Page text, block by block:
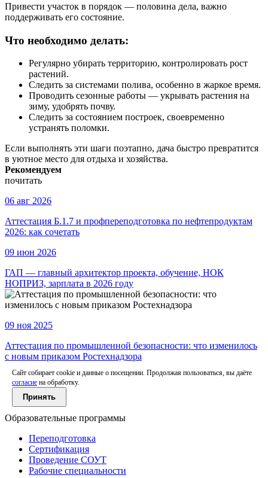
Привести участок в порядок — половина дела, важно
поддерживать его состояние.
Что необходимо делать:
Регулярно убирать территорию, контролировать рост
растений.
Следить за системами полива, особенно в жаркое время.
Проводить сезонные работы — укрывать растения на
зиму, удобрять почву.
Следить за состоянием построек, своевременно
устранять поломки.
Если выполнять эти шаги поэтапно, дача быстро превратится
в уютное место для отдыха и хозяйства.
Рекомендуем
почитать
06 авг 2026
Аттестация Б.1.7 и профпереподготовка по нефтепродуктам
2026: как сочетать
09 июн 2026
ГАП — главный архитектор проекта, обучение, НОК
НОПРИЗ, зарплата в 2026 году
09 ноя 2025
Аттестация по промышленной безопасности: что изменилось
с новым приказом Ростехнадзора
Сайт собирает cookie и данные о посещении. Продолжая пользоваться, вы даёте
согласие на обработку.
Принять
Образовательные программы
Переподготовка
Сертификация
Проведение СОУТ
Рабочие специальности